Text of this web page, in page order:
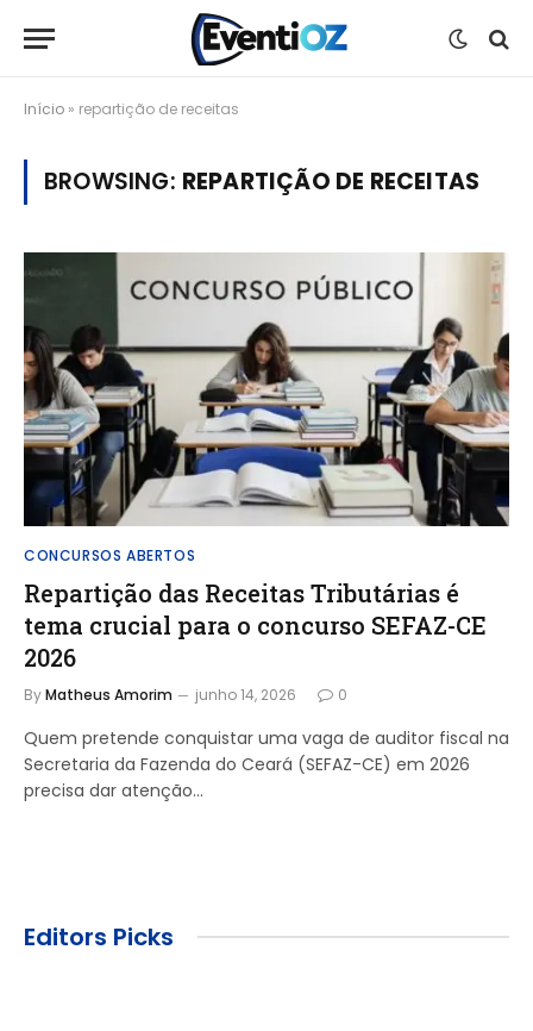
Início » repartição de receitas
BROWSING: REPARTIÇÃO DE RECEITAS
CONCURSOS ABERTOS
Repartição das Receitas Tributárias é
tema crucial para o concurso SEFAZ-CE
2026
ByMatheus Amorim junho 14, 2026 0
Quem pretende conquistar uma vaga de auditor fiscal na
Secretaria da Fazenda do Ceará (SEFAZ-CE) em 2026
precisa dar atenção…
Editors Picks